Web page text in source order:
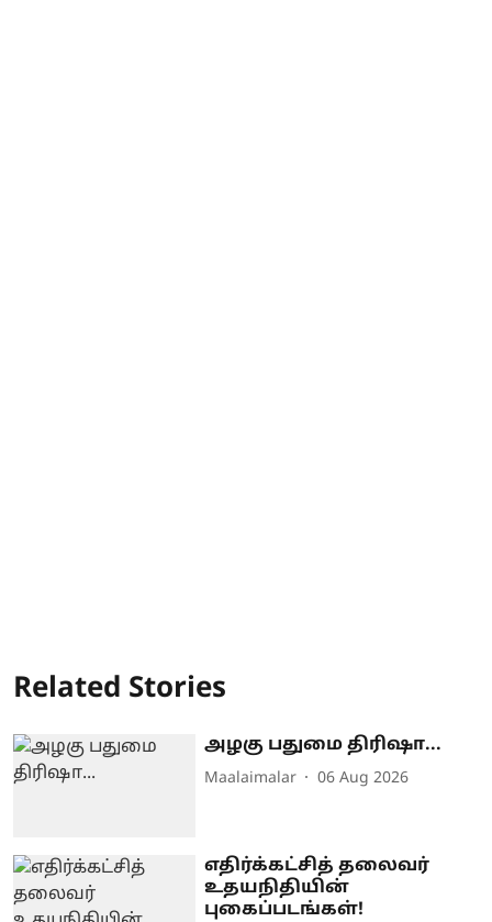
Related Stories
அழகு பதுமை திரிஷா...
Maalaimalar 06 Aug 2026
எதிர்க்கட்சித் தலைவர்
உதயநிதியின்
புகைப்படங்கள்!